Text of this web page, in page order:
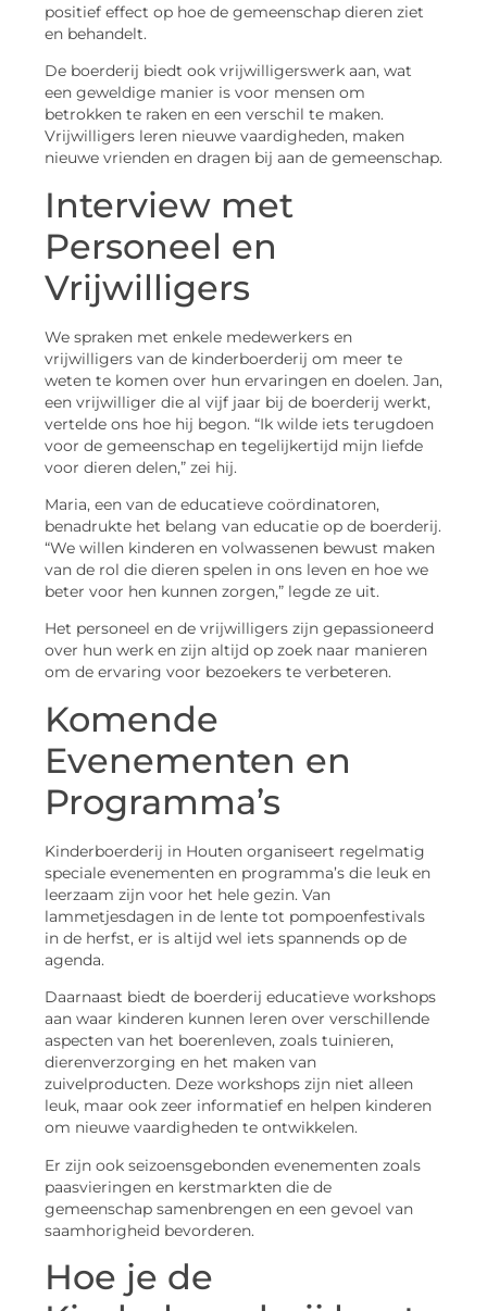
positief effect op hoe de gemeenschap dieren ziet
en behandelt.
De boerderij biedt ook vrijwilligerswerk aan, wat
een geweldige manier is voor mensen om
betrokken te raken en een verschil te maken.
Vrijwilligers leren nieuwe vaardigheden, maken
nieuwe vrienden en dragen bij aan de gemeenschap.
Interview met
Personeel en
Vrijwilligers
We spraken met enkele medewerkers en
vrijwilligers van de kinderboerderij om meer te
weten te komen over hun ervaringen en doelen. Jan,
een vrijwilliger die al vijf jaar bij de boerderij werkt,
vertelde ons hoe hij begon. “Ik wilde iets terugdoen
voor de gemeenschap en tegelijkertijd mijn liefde
voor dieren delen,” zei hij.
Maria, een van de educatieve coördinatoren,
benadrukte het belang van educatie op de boerderij.
“We willen kinderen en volwassenen bewust maken
van de rol die dieren spelen in ons leven en hoe we
beter voor hen kunnen zorgen,” legde ze uit.
Het personeel en de vrijwilligers zijn gepassioneerd
over hun werk en zijn altijd op zoek naar manieren
om de ervaring voor bezoekers te verbeteren.
Komende
Evenementen en
Programma’s
Kinderboerderij in Houten organiseert regelmatig
speciale evenementen en programma’s die leuk en
leerzaam zijn voor het hele gezin. Van
lammetjesdagen in de lente tot pompoenfestivals
in de herfst, er is altijd wel iets spannends op de
agenda.
Daarnaast biedt de boerderij educatieve workshops
aan waar kinderen kunnen leren over verschillende
aspecten van het boerenleven, zoals tuinieren,
dierenverzorging en het maken van
zuivelproducten. Deze workshops zijn niet alleen
leuk, maar ook zeer informatief en helpen kinderen
om nieuwe vaardigheden te ontwikkelen.
Er zijn ook seizoensgebonden evenementen zoals
paasvieringen en kerstmarkten die de
gemeenschap samenbrengen en een gevoel van
saamhorigheid bevorderen.
Hoe je de